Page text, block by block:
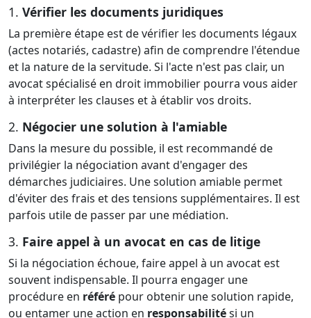
1. Vérifier les documents juridiques
La première étape est de vérifier les documents légaux
(actes notariés, cadastre) afin de comprendre l'étendue
et la nature de la servitude. Si l'acte n'est pas clair, un
avocat spécialisé en droit immobilier pourra vous aider
à interpréter les clauses et à établir vos droits.
2. Négocier une solution à l'amiable
Dans la mesure du possible, il est recommandé de
privilégier la négociation avant d'engager des
démarches judiciaires. Une solution amiable permet
d'éviter des frais et des tensions supplémentaires. Il est
parfois utile de passer par une médiation.
3. Faire appel à un avocat en cas de litige
Si la négociation échoue, faire appel à un avocat est
souvent indispensable. Il pourra engager une
procédure en référé pour obtenir une solution rapide,
ou entamer une action en responsabilitési un